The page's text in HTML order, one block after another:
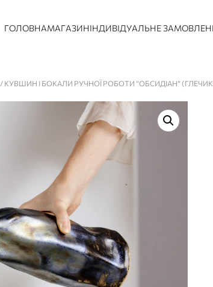
ГОЛОВНАМАГАЗИНІНДИВІДУАЛЬНЕ
/ КУВШИН І БОКАЛИ РУЧНОЇ РОБОТИ “ОБСИДІАН”